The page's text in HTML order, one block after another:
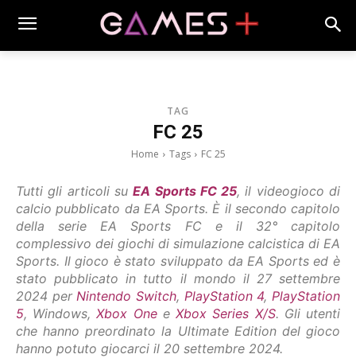
TAG
FC 25
Home Tags FC 25
Tutti gli articoli suEA Sports FC 25, il videogioco di
calcio pubblicato da EA Sports. È il secondo capitolo
della serie EA Sports FC e il 32° capitolo
complessivo dei giochi di simulazione calcistica di EA
Sports. Il gioco è stato sviluppato da EA Sports ed è
stato pubblicato in tutto il mondo il 27 settembre
2024 perNintendo Switch, PlayStation 4,PlayStation
5, Windows,Xbox OneeXbox Series X/S. Gli utenti
che hanno preordinato la Ultimate Edition del gioco
hanno potuto giocarci il 20 settembre 2024.